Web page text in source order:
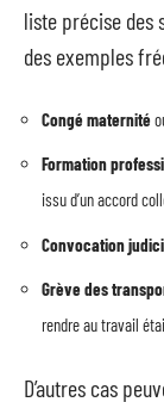
liste précise des
des exemples
Congé maternité
Formation
issu d’un accord
Convocation
Grève des
rendre au travail
D’autres cas